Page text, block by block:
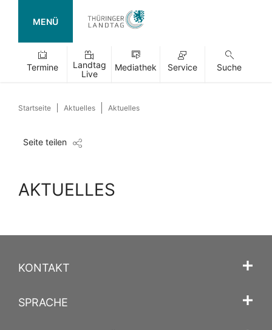
MENÜ
Termine
Landtag
Live
Mediathek Service Suche
Startseite Aktuelles Aktuelles
Seite teilen
AKTUELLES
KONTAKT
SPRACHE